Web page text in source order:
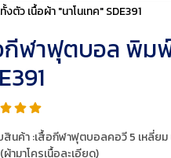
ว เนื้อผ้า "นาโนเทค" SDE391
กีฬาฟุตบอล พิมพ์
นค้า :เสื้อกีฬาฟุตบอลคอวี 5 เหลี่ยม แ
ามาโครเนื้อละเอียด)